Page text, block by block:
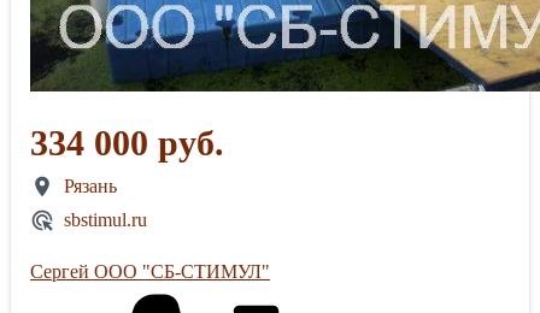
334 000 руб.
Рязань
sbstimul.ru
Сергей ООО "СБ-СТИМУЛ"